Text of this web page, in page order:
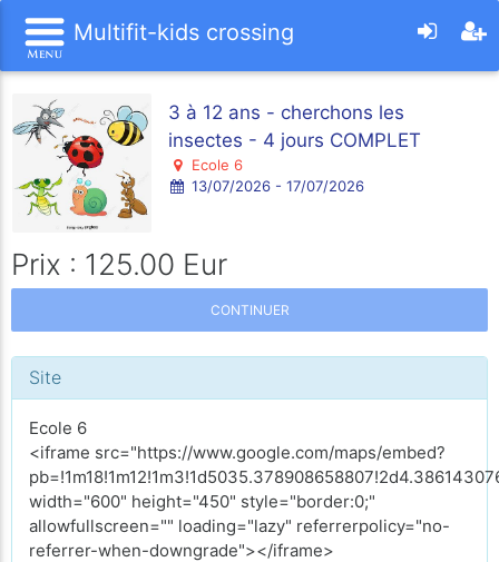
Multifit-kids crossing
3 à 12 ans - cherchons les
insectes - 4 jours COMPLET
Ecole 6
13/07/2026 - 17/07/2026
Prix : 125.00 Eur
CONTINUER
Site
Ecole 6
<iframe src="https://www.google.com/maps/embed?
width="600" height="450" style="border:0;"
allowfullscreen="" loading="lazy" referrerpolicy="no-
referrer-when-downgrade"></iframe>